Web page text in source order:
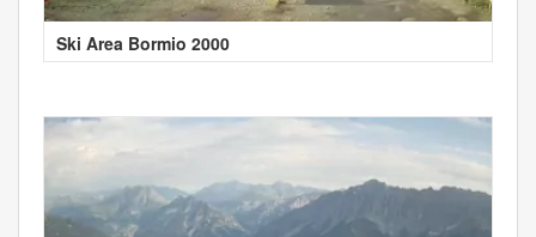
Ski Area Bormio 2000